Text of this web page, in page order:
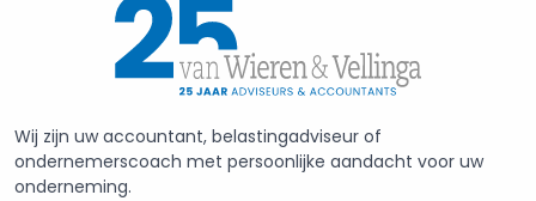
Wij zijn uw accountant, belastingadviseur of
ondernemerscoach met persoonlijke aandacht voor uw
onderneming.